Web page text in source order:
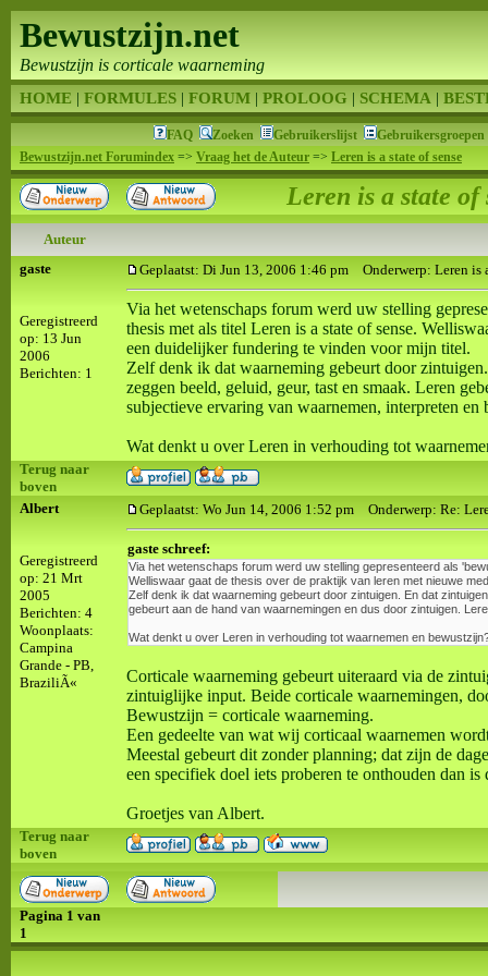
FAQ Zoeken Gebruikerslijst
Gebruikersgroepen
Bewustzijn.net Forumindex => Vraag het de Auteur => Leren is a state of sense
Leren is a state of
Auteur
gaste
Geregistreerd
op: 13 Jun
2006
Berichten: 1
Geplaatst: Di Jun 13, 2006 1:46 pm Onderwerp: Leren is
Via het wetenschaps forum werd uw stelling
thesis met als titel Leren is a state of sense.
een duidelijker fundering te vinden voor mijn titel.
Zelf denk ik dat waarneming gebeurt door
zeggen beeld, geluid, geur, tast en smaak. Leren
subjectieve ervaring van waarnemen, interpreten en
Wat denkt u over Leren in verhouding tot
Terug naar
boven
Albert
Geregistreerd
op: 21 Mrt
2005
Berichten: 4
Woonplaats:
Campina
Grande - PB,
BraziliÃ«
Geplaatst: Wo Jun 14, 2006 1:52 pm Onderwerp: Re:
gaste schreef:
Via het wetenschaps forum werd uw stelling gepresenteerd als
Welliswaar gaat de thesis over de praktijk van leren met nieuwe
Zelf denk ik dat waarneming gebeurt door zintuigen. En dat
gebeurt aan de hand van waarnemingen en dus door zintuigen.
Wat denkt u over Leren in verhouding tot waarnemen en
Corticale waarneming gebeurt uiteraard via de
zintuiglijke input. Beide corticale waarnemingen,
Bewustzijn = corticale waarneming.
Een gedeelte van wat wij corticaal waarnemen
Meestal gebeurt dit zonder planning; dat zijn de
een specifiek doel iets proberen te onthouden dan
Groetjes van Albert.
Terug naar
boven
Pagina 1 van
1
Bewustzijn.net
Bewustzijn is corticale waarneming
HOME | FORMULES | FORUM | PROLOOG | SCHEMA |